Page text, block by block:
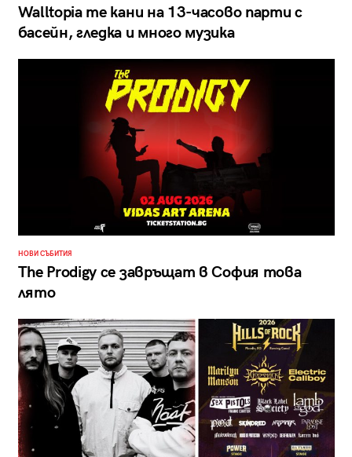
Walltopia те кани на 13-часово парти с
басейн, гледка и много музика
НОВИ СЪБИТИЯ
The Prodigy се завръщат в София това
лято